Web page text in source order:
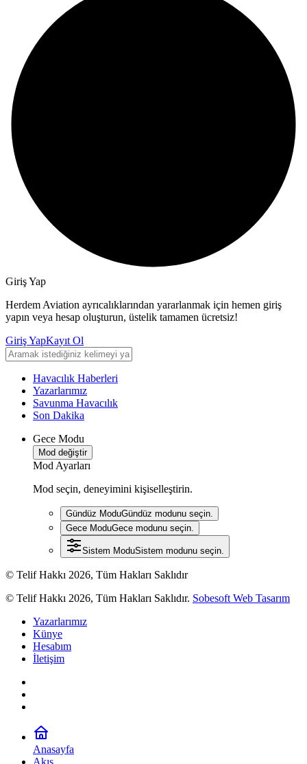
Giriş Yap
Herdem Aviation ayrıcalıklarından yararlanmak için hemen giriş
yapın veya hesap oluşturun, üstelik tamamen ücretsiz!
Giriş YapKayıt Ol
Havacılık Haberleri
Yazarlarımız
Savunma Havacılık
Son Dakika
Gece Modu
Mod değiştir
Mod Ayarları
Mod seçin, deneyimini kişiselleştirin.
Gündüz ModuGündüz modunu seçin.
Gece ModuGece modunu seçin.
Sistem ModuSistem modunu seçin.
© Telif Hakkı 2026, Tüm Hakları Saklıdır
© Telif Hakkı 2026, Tüm Hakları Saklıdır. Sobesoft Web Tasarım
Yazarlarımız
Künye
Hesabım
İletişim
Anasayfa
Akış